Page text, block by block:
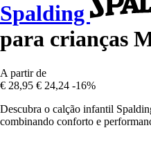
Spalding
para crianças
A partir de
€ 28,95 € 24,24 -16%
Descubra o calção infantil
combinando conforto e